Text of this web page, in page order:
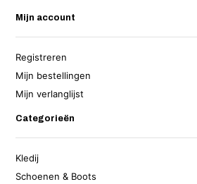
Mijn account
Registreren
Mijn bestellingen
Mijn verlanglijst
Categorieën
Kledij
Schoenen & Boots